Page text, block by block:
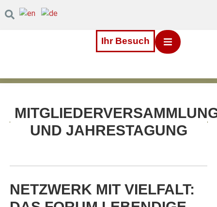
Inhalt Direkt
zum
Ihr Besuch
UND JAHRESTAGUNG
NETZWERK MIT VIELFALT: